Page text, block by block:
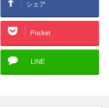
シェア
Pocket
LINE